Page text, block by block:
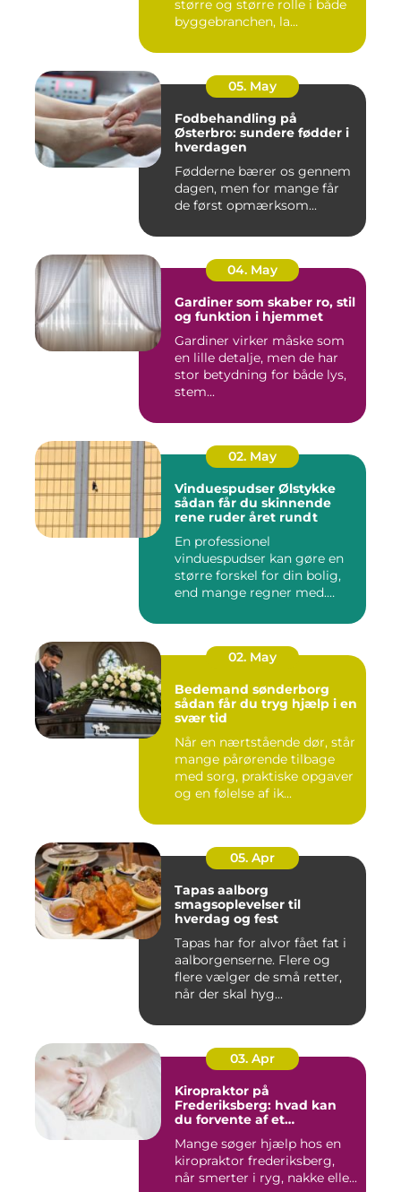
større og større rolle i både
byggebranchen, la...
05. May
Fodbehandling på
Østerbro: sundere fødder i
hverdagen
Fødderne bærer os gennem
dagen, men for mange får
de først opmærksom...
04. May
Gardiner som skaber ro, stil
og funktion i hjemmet
Gardiner virker måske som
en lille detalje, men de har
stor betydning for både lys,
stem...
02. May
Vinduespudser Ølstykke
sådan får du skinnende
rene ruder året rundt
En professionel
vinduespudser kan gøre en
større forskel for din bolig,
end mange regner med.
02. May
Bedemand sønderborg
sådan får du tryg hjælp i en
svær tid
Når en nærtstående dør, står
mange pårørende tilbage
med sorg, praktiske opgaver
og en følelse af ik...
05. Apr
Tapas aalborg
smagsoplevelser til
hverdag og fest
Tapas har for alvor fået fat i
aalborgenserne. Flere og
flere vælger de små retter,
når der skal hyg...
03. Apr
Kiropraktor på
Frederiksberg: hvad kan
du forvente af et
Mange søger hjælp hos en
kiropraktor frederiksberg,
når smerter i ryg, nakke elle...